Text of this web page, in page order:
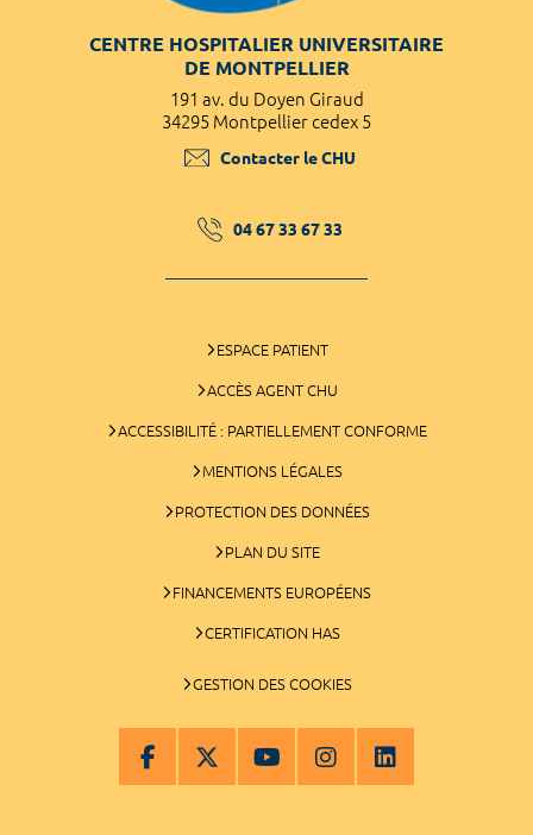
CENTRE HOSPITALIER UNIVERSITAIRE
DE MONTPELLIER
191 av. du Doyen Giraud
34295 Montpellier cedex 5
Contacter le CHU
04 67 33 67 33
ESPACE PATIENT
ACCÈS AGENT CHU
ACCESSIBILITÉ : PARTIELLEMENT CONFORME
MENTIONS LÉGALES
PROTECTION DES DONNÉES
PLAN DU SITE
FINANCEMENTS EUROPÉENS
CERTIFICATION HAS
GESTION DES COOKIES